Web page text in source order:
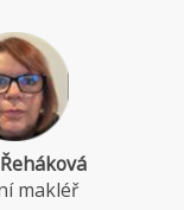
makléř